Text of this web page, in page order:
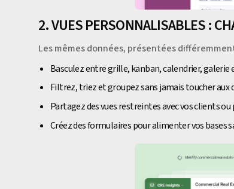
2. VUES PERSONNALISABLES :
Les mêmes données, présentées
Basculez entre grille, kanban, calendrier, galerie
Filtrez, triez et groupez sans jamais toucher aux
Partagez des vues restreintes avec vos clients
Créez des formulaires pour alimenter vos bases